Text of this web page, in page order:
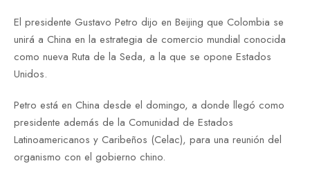
El presidente Gustavo Petro dijo en Beijing que Colombia se
unirá a China en la estrategia de comercio mundial conocida
como nueva Ruta de la Seda, a la que se opone Estados
Unidos.
Petro está en China desde el domingo, a donde llegó como
presidente además de la Comunidad de Estados
Latinoamericanos y Caribeños (Celac), para una reunión del
organismo con el gobierno chino.